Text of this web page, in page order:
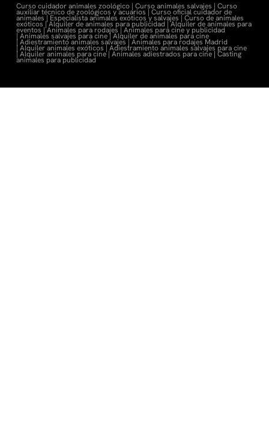
Curso cuidador animales zoológico | Curso animales salvajes | Curso
auxiliar técnico de zoológicos y acuarios | Curso oficial cuidador de
animales | Especialista animales exóticos y salvajes | Curso de animales
exóticos |Alquiler de animales para publicidad |Alquiler de animales para
eventos |Animales para rodajes | Animales para cine y publicidad
| Animales salvajes para cine | Alquiler de animales para cine
| Adiestramiento animales salvajes | Animales para rodajes Madrid
| Alquiler animales exóticos | Adiestramiento animales salvajes para cine
| Alquiler animales para cine | Animales adiestrados para cine| Casting
animales para publicidad